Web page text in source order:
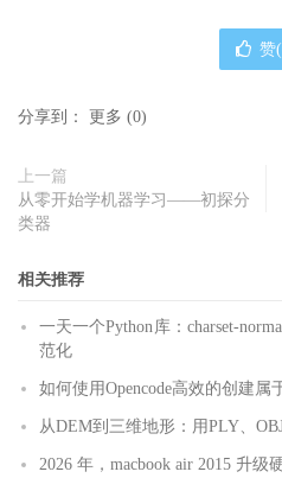
赞(
分享到： 更多 (0)
上一篇
从零开始学机器学习——初探分
类器
相关推荐
一天一个Python库：charset-
范化
如何使用Opencode高效的创建属
从DEM到三维地形：用PLY、
2026 年，macbook air 2015 升级